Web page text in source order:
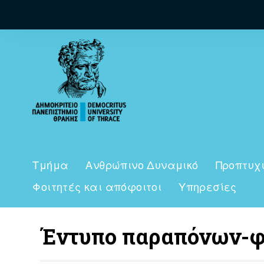
Τμήμα Ανθρώπινο Δυναμικό
Φοιτητές και απόφοιτοι
Υπηρεσίες
Έντυπο παραπόνων-